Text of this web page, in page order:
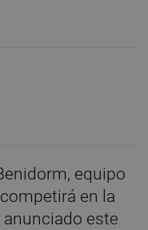
equipo
en la
anunciado este